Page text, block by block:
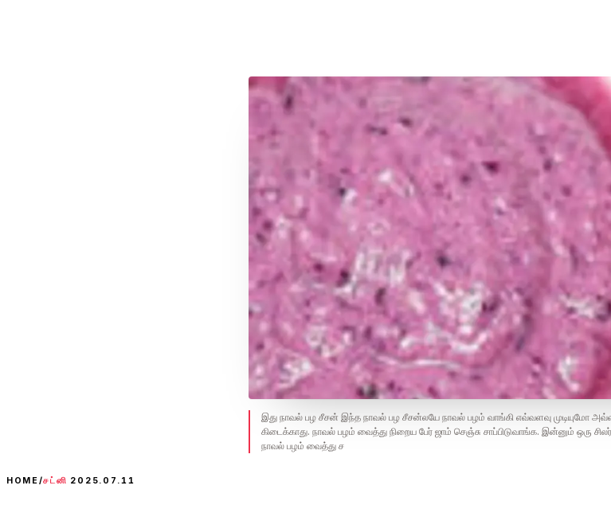
இது நாவல் பழ சீசன் இந்த நாவல் பழ சீசன்லயே நாவல் பழம் வாங்கி எவ்வளவு முடியுமோ
கிடைக்காது. நாவல் பழம் வைத்து நிறைய பேர் ஜாம் செஞ்சு சாப்பிடுவாங்க. இன்னும் ஒரு
நாவல் பழம் வைத்து ச
HOME/சட்னி 2025.07.11